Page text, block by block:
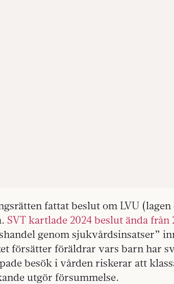
fattat beslut om LVU
SVT kartlade 2024 beslut ända från
genom sjukvårdsinsatser”
försätter föräldrar vars barn har
besök i vården riskerar att
utgör försummelse.